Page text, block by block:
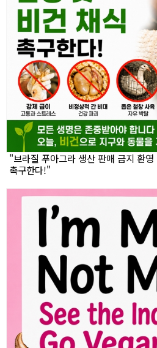
"브라질 푸아그라 생산 판매 금지 환영
촉구한다!"